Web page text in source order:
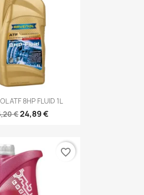
Kiirvaade
ATF 8HP FLUID 1L
€24,89 €
favorite_border